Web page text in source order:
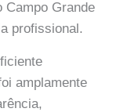
Campo Grande
profissional.
amplamente